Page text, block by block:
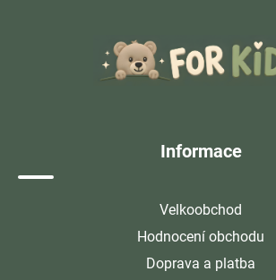
Informace
Velkoobchod
Hodnocení obchodu
Doprava a platba